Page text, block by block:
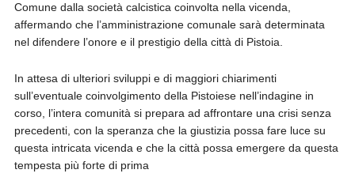
Comune dalla società calcistica coinvolta nella vicenda,
affermando che l’amministrazione comunale sarà determinata
nel difendere l’onore e il prestigio della città di Pistoia.
In attesa di ulteriori sviluppi e di maggiori chiarimenti
sull’eventuale coinvolgimento della Pistoiese nell’indagine in
corso, l’intera comunità si prepara ad affrontare una crisi senza
precedenti, con la speranza che la giustizia possa fare luce su
questa intricata vicenda e che la città possa emergere da questa
tempesta più forte di prima